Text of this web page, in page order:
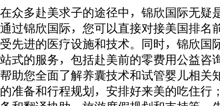
在众多赴美求子的途径中，锦欣国际无疑
通过锦欣国际，您可以直接对接美国排名
受先进的医疗设施和技术。同时，锦欣国
站式的服务，包括赴美前的零费用公益咨
帮助您全面了解养囊技术和试管婴儿相关
的准备和行程规划，安排好来美的吃住行